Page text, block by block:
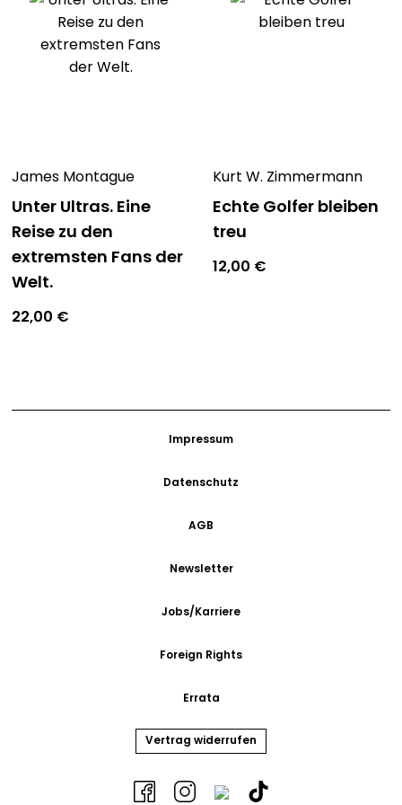
James Montague
Unter Ultras. Eine
Reise zu den
extremsten Fans der
Welt.
22,00 €
Kurt W. Zimmermann
Echte Golfer bleiben
treu
12,00 €
Impressum
Datenschutz
AGB
Newsletter
Jobs/Karriere
Foreign Rights
Errata
Vertrag widerrufen